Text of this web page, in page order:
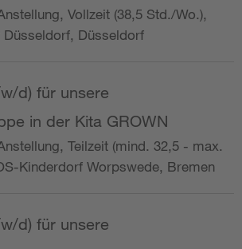
Vollzeit (38,5 Std./Wo.),
Düsseldorf
d) für unsere
in der Kita GROWN
Teilzeit (mind. 32,5 - max.
Kinderdorf Worpswede, Bremen
d) für unsere